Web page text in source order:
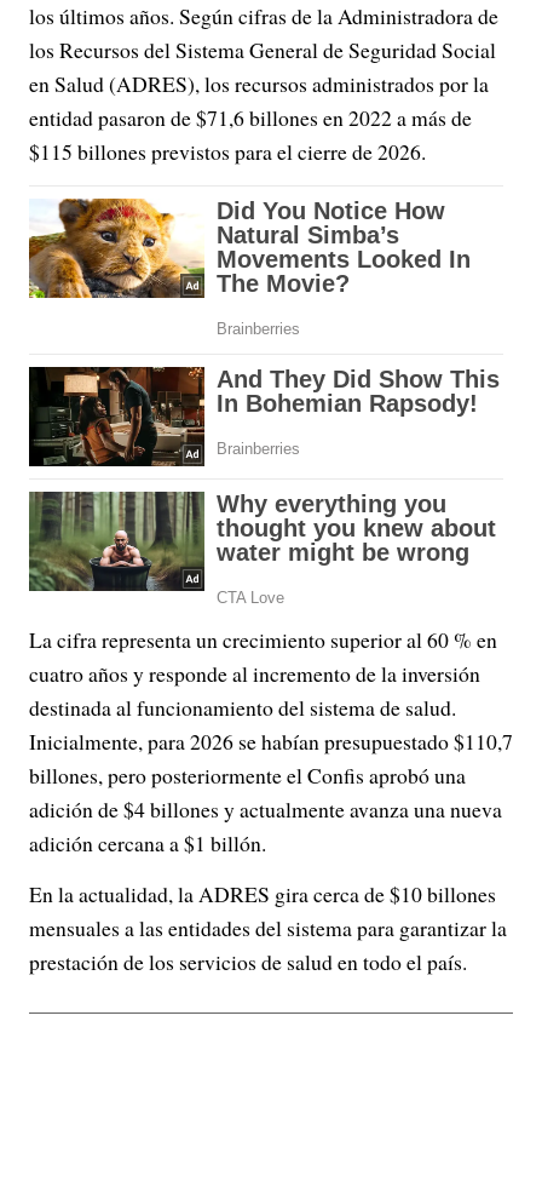
los últimos años. Según cifras de la Administradora de
los Recursos del Sistema General de Seguridad Social
en Salud (ADRES), los recursos administrados por la
entidad pasaron de $71,6 billones en 2022 a más de
$115 billones previstos para el cierre de 2026.
La cifra representa un crecimiento superior al 60 % en
cuatro años y responde al incremento de la inversión
destinada al funcionamiento del sistema de salud.
Inicialmente, para 2026 se habían presupuestado $110,7
billones, pero posteriormente el Confis aprobó una
adición de $4 billones y actualmente avanza una nueva
adición cercana a $1 billón.
En la actualidad, la ADRES gira cerca de $10 billones
mensuales a las entidades del sistema para garantizar la
prestación de los servicios de salud en todo el país.